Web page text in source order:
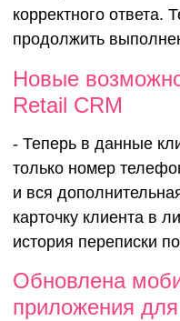
корректного ответа.
продолжить
Новые
Retail CRM
- Теперь в данные
только номер
и вся
карточку клиента в
история переписки
Обновлена
приложения